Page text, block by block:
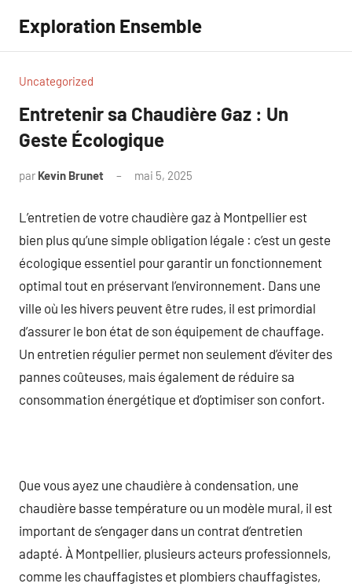
contenu
Exploration Ensemble
Uncategorized
Entretenir sa Chaudière Gaz : Un
Geste Écologique
par Kevin Brunet mai 5, 2025
L’entretien de votre chaudière gaz à Montpellier est
bien plus qu’une simple obligation légale : c’est un geste
écologique essentiel pour garantir un fonctionnement
optimal tout en préservant l’environnement. Dans une
ville où les hivers peuvent être rudes, il est primordial
d’assurer le bon état de son équipement de chauffage.
Un entretien régulier permet non seulement d’éviter des
pannes coûteuses, mais également de réduire sa
consommation énergétique et d’optimiser son confort.
Que vous ayez une chaudière à condensation, une
chaudière basse température ou un modèle mural, il est
important de s’engager dans un contrat d’entretien
adapté. À Montpellier, plusieurs acteurs professionnels,
comme les chauffagistes et plombiers chauffagistes,